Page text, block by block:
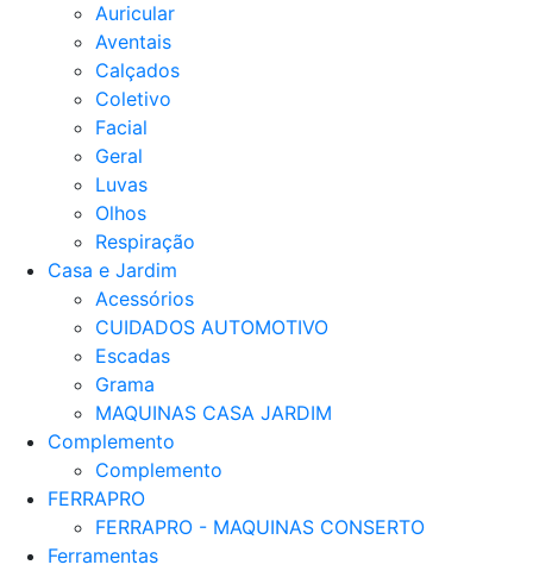
Auricular
Aventais
Calçados
Coletivo
Facial
Geral
Luvas
Olhos
Respiração
Casa e Jardim
Acessórios
CUIDADOS AUTOMOTIVO
Escadas
Grama
MAQUINAS CASA JARDIM
Complemento
Complemento
FERRAPRO
FERRAPRO - MAQUINAS CONSERTO
Ferramentas